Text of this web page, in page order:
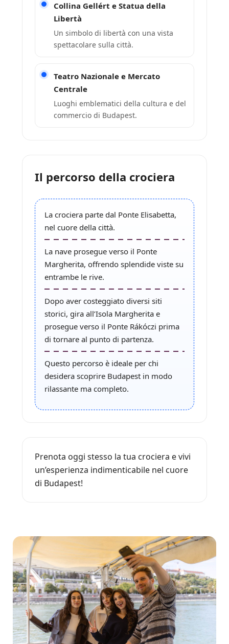
Collina Gellért e Statua della
Libertà
Un simbolo di libertà con una vista
spettacolare sulla città.
Teatro Nazionale e Mercato
Centrale
Luoghi emblematici della cultura e del
commercio di Budapest.
Il percorso della crociera
La crociera parte dal Ponte Elisabetta,
nel cuore della città.
La nave prosegue verso il Ponte
Margherita, offrendo splendide viste su
entrambe le rive.
Dopo aver costeggiato diversi siti
storici, gira all’Isola Margherita e
prosegue verso il Ponte Rákóczi prima
di tornare al punto di partenza.
Questo percorso è ideale per chi
desidera scoprire Budapest in modo
rilassante ma completo.
Prenota oggi stesso la tua crociera e vivi
un’esperienza indimenticabile nel cuore
di Budapest!